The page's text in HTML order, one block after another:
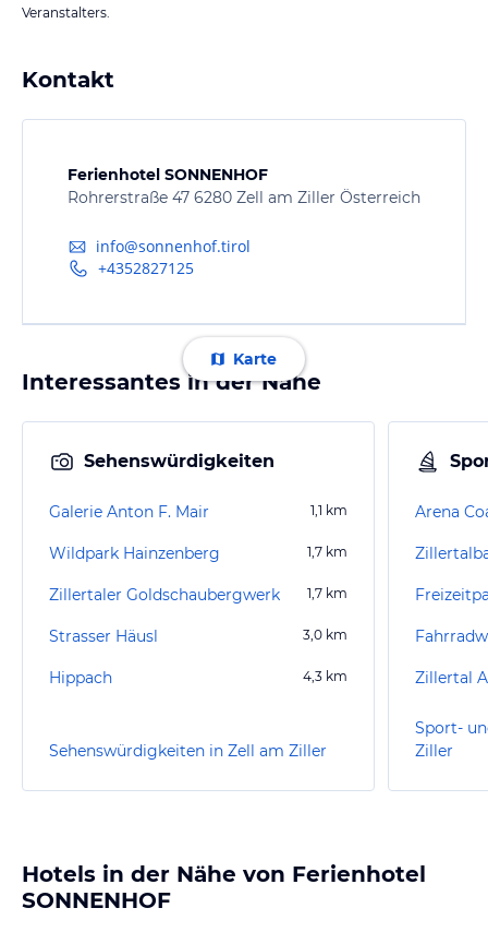
Veranstalters.
Kontakt
Ferienhotel SONNENHOF
Rohrerstraße 47 6280 Zell am Ziller Österreich
info@sonnenhof.tirol
+4352827125
Karte
Interessantes in der Nähe
Sehenswürdigkeiten
Galerie Anton F. Mair 1,1 km
Wildpark Hainzenberg 1,7 km
Zillertaler Goldschaubergwerk 1,7 km
Strasser Häusl 3,0 km
Hippach 4,3 km
Sehenswürdigkeiten in Zell am Ziller
Arena
Zillertal
Sport-
Ziller
Hotels in der Nähe von Ferienhotel
SONNENHOF